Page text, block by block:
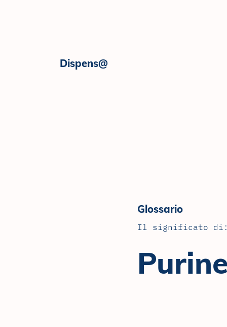
Dispens@
Glossario
Il significato